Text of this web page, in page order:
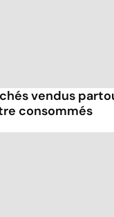
vendus
consommés